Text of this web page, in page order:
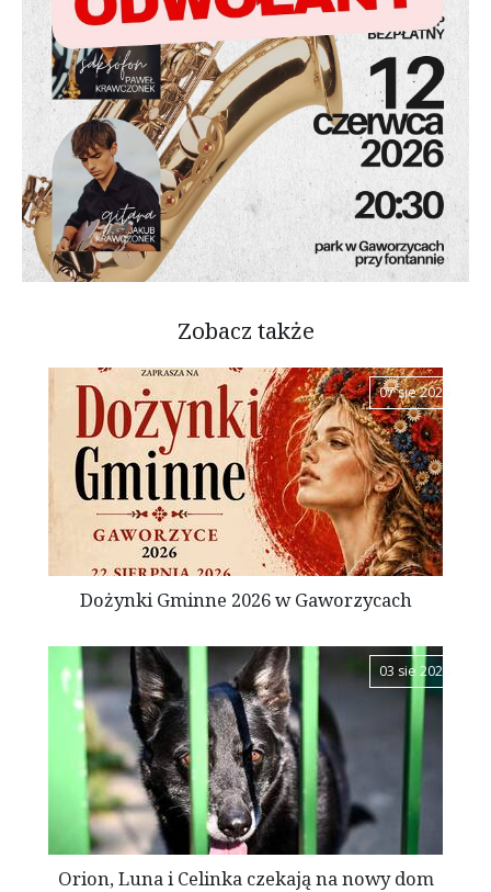
Zobacz także
07 sie 2026
Dożynki Gminne 2026 w Gaworzycach
03 sie 2026
Orion, Luna i Celinka czekają na nowy dom